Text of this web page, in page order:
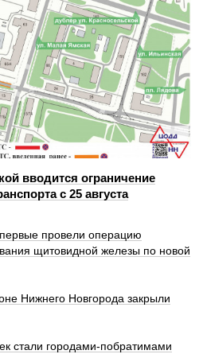
вводится ограничение
с 25 августа
провели операцию
щитовидной железы по новой
Нижнего Новгорода закрыли
стали городами-побратимами